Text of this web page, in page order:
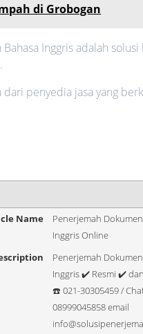
di Grobogan
Inggris adalah
penyedia jasa yang
Name
Penerjemah
Inggris Online
Penerjemah
Inggris ✔️ Resmi ✔️
☎️ 021-30305459 /
08999045858 email